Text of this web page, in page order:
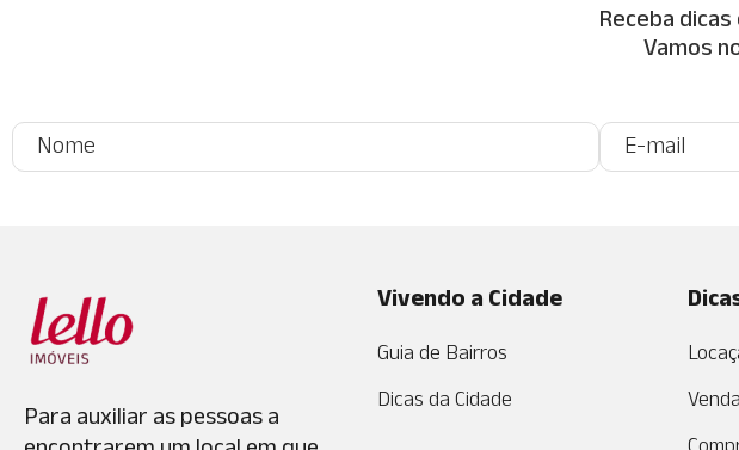
Receba
Vamos
Para auxiliar as pessoas a
Vivendo a Cidade
Guia de Bairros
Dicas da Cidade